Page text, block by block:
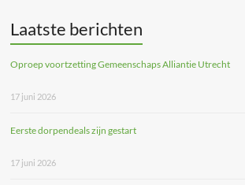
Laatste berichten
Oproep voortzetting Gemeenschaps Alliantie Utrecht
17 juni 2026
Eerste dorpendeals zijn gestart
17 juni 2026